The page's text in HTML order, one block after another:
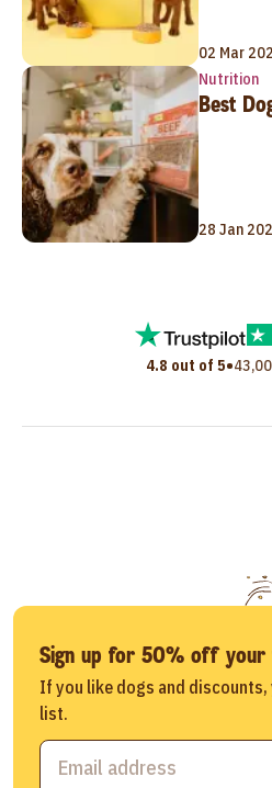
02 Mar
Nutrition
Best
28 Jan
4.8 out of 5•
Sign up for 50% off
If you like dogs and discounts,
list.